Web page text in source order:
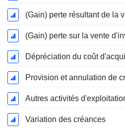
(Gain) perte résultant de la
Autres activités
Variation des créances